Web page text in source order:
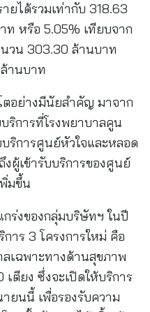
ยได้รวมเท่ากับ 318.63
ท หรือ 5.05% เทียบจาก
วน 303.30 ล้านบาท
านบาท
อย่างมีนัยสำคัญ มาจาก
ริการที่โรงพยาบาลคูน
ริการศูนย์หัวใจและหลอด
งผู้เข้ารับบริการของศูนย์
มขึ้น
กร่งของกลุ่มบริษัทฯ ในปี
าร 3 โครงการใหม่ คือ
เฉพาะทางด้านสุขภาพ
ตียง ซึ่งจะเปิดให้บริการ
ยนนี้ เพื่อรองรับความ